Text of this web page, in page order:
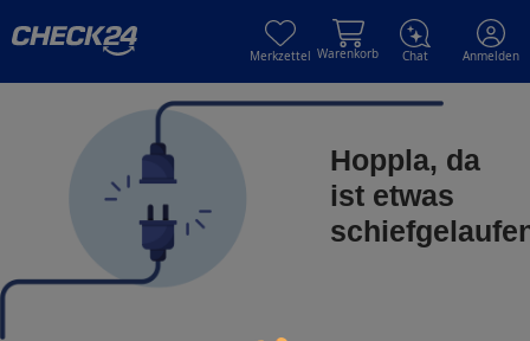
Merkzettel Warenkorb Chat Anmelden
Hoppla, da
ist etwas